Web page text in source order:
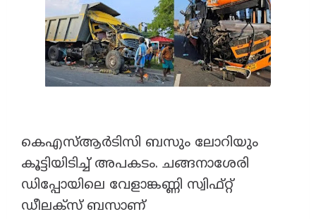
കെഎസ്ആർടിസി ബസും ലോറിയും
കൂട്ടിയിടിച്ച് അപകടം. ചങ്ങനാശേരി
ഡിപ്പോയിലെ വേളാങ്കണ്ണി സ്വിഫ്റ്റ്
ഡീലക്സ് ബസാണ്